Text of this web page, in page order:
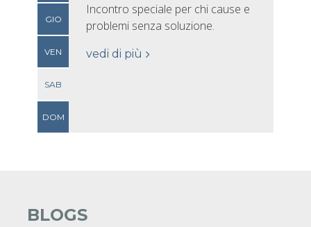
GIO
VEN
SAB
DOM
Incontro speciale per chi cause e
problemi senza soluzione.
vedi di più
BLOGS